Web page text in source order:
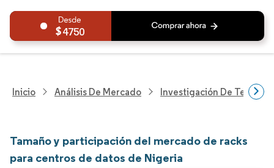
4750
Inicio Análisis De Mercado Investigación De
Tamaño y participación del mercado de racks
para centros de datos de Nigeria